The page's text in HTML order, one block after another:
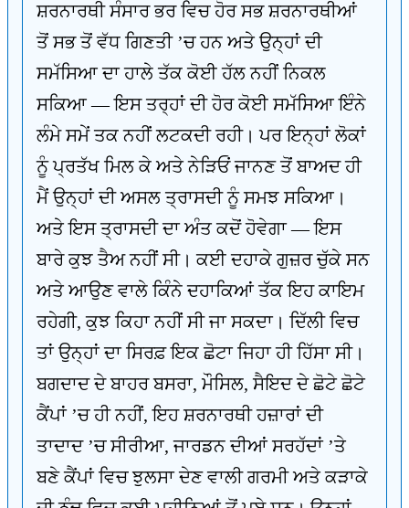
ਸ਼ਰਨਾਰਥੀ ਸੰਸਾਰ ਭਰ ਵਿਚ ਹੋਰ ਸਭ ਸ਼ਰਨਾਰਥੀਆਂ
ਤੋਂ ਸਭ ਤੋਂ ਵੱਧ ਗਿਣਤੀ ’ਚ ਹਨ ਅਤੇ ਉਨ੍ਹਾਂ ਦੀ
ਸਮੱਸਿਆ ਦਾ ਹਾਲੇ ਤੱਕ ਕੋਈ ਹੱਲ ਨਹੀਂ ਨਿਕਲ
ਸਕਿਆ — ਇਸ ਤਰ੍ਹਾਂ ਦੀ ਹੋਰ ਕੋਈ ਸਮੱਸਿਆ ਇੰਨੇ
ਲੰਮੇ ਸਮੇਂ ਤਕ ਨਹੀਂ ਲਟਕਦੀ ਰਹੀ। ਪਰ ਇਨ੍ਹਾਂ ਲੋਕਾਂ
ਨੂੰ ਪ੍ਰਤੱਖ ਮਿਲ ਕੇ ਅਤੇ ਨੇੜਿਓਂ ਜਾਨਣ ਤੋਂ ਬਾਅਦ ਹੀ
ਮੈਂ ਉਨ੍ਹਾਂ ਦੀ ਅਸਲ ਤ੍ਰਾਸਦੀ ਨੂੰ ਸਮਝ ਸਕਿਆ।
ਅਤੇ ਇਸ ਤ੍ਰਾਸਦੀ ਦਾ ਅੰਤ ਕਦੋਂ ਹੋਵੇਗਾ — ਇਸ
ਬਾਰੇ ਕੁਝ ਤੈਅ ਨਹੀਂ ਸੀ। ਕਈ ਦਹਾਕੇ ਗੁਜ਼ਰ ਚੁੱਕੇ ਸਨ
ਅਤੇ ਆਉਣ ਵਾਲੇ ਕਿੰਨੇ ਦਹਾਕਿਆਂ ਤੱਕ ਇਹ ਕਾਇਮ
ਰਹੇਗੀ, ਕੁਝ ਕਿਹਾ ਨਹੀਂ ਸੀ ਜਾ ਸਕਦਾ। ਦਿੱਲੀ ਵਿਚ
ਤਾਂ ਉਨ੍ਹਾਂ ਦਾ ਸਿਰਫ਼ ਇਕ ਛੋਟਾ ਜਿਹਾ ਹੀ ਹਿੱਸਾ ਸੀ।
ਬਗਦਾਦ ਦੇ ਬਾਹਰ ਬਸਰਾ, ਮੌਸਿਲ, ਸੈਇਦ ਦੇ ਛੋਟੇ ਛੋਟੇ
ਕੈਂਪਾਂ ’ਚ ਹੀ ਨਹੀਂ, ਇਹ ਸ਼ਰਨਾਰਥੀ ਹਜ਼ਾਰਾਂ ਦੀ
ਤਾਦਾਦ ’ਚ ਸੀਰੀਆ, ਜਾਰਡਨ ਦੀਆਂ ਸਰਹੱਦਾਂ ’ਤੇ
ਬਣੇ ਕੈਂਪਾਂ ਵਿਚ ਝੁਲਸਾ ਦੇਣ ਵਾਲੀ ਗਰਮੀ ਅਤੇ ਕੜਾਕੇ